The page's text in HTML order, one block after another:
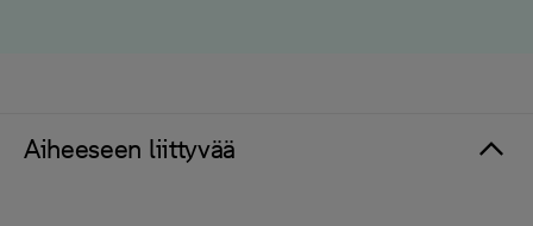
Aiheeseen liittyvää